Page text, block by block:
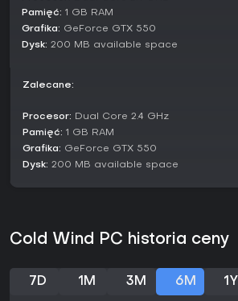
Pamięć: 1 GB RAM
Grafika: GeForce GTX 550
Dysk: 200 MB available space
Zalecane:
Procesor: Dual Core 2.4 GHz
Pamięć: 1 GB RAM
Grafika: GeForce GTX 550
Dysk: 200 MB available space
Cold Wind PC historia ceny
7D 1M 3M 6M 1Y